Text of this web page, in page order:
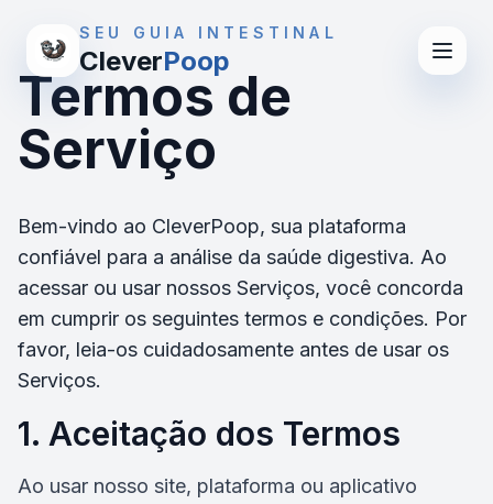
SEU GUIA INTESTINAL
CleverPoop
Termos de
Serviço
Bem-vindo ao CleverPoop, sua plataforma
confiável para a análise da saúde digestiva. Ao
acessar ou usar nossos Serviços, você concorda
em cumprir os seguintes termos e condições. Por
favor, leia-os cuidadosamente antes de usar os
Serviços.
1. Aceitação dos Termos
Ao usar nosso site, plataforma ou aplicativo